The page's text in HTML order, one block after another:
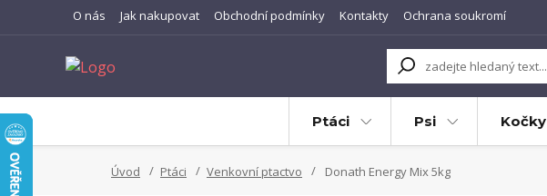
O nás Jak nakupovat Obchodní podmínky Kontakty Ochrana soukromí
Ptáci Psi Kočky
Úvod Ptáci Venkovní ptactvo Donath Energy Mix 5kg